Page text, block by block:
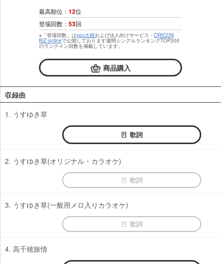
最高順位： 12位
登場回数： 53回
※「登場回数」はyou大樹および法人向けサービス・ ORICON
BiZ onlineで公開しております週間シングルランキングTOP200
のランクイン回数を掲載しています。
商品購入
収録曲
1. うすゆき草
歌詞
2. うすゆき草(オリジナル・カラオケ)
歌詞
3. うすゆき草(一般用メロ入りカラオケ)
歌詞
4. 高千穂旅情